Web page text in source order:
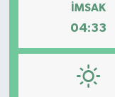
İMSAK
04:33
SOSYAL
SPONSORLU